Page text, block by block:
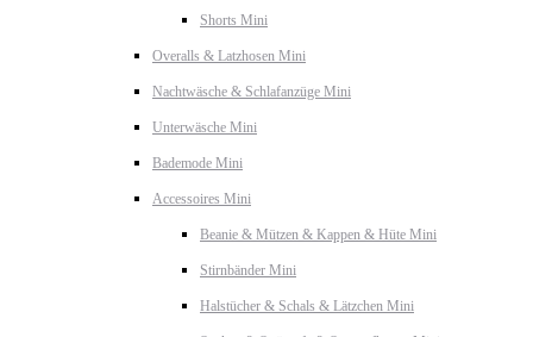
Shorts Mini
Overalls & Latzhosen Mini
Nachtwäsche & Schlafanzüge Mini
Unterwäsche Mini
Bademode Mini
Accessoires Mini
Beanie & Mützen & Kappen & Hüte Mini
Stirnbänder Mini
Halstücher & Schals & Lätzchen Mini